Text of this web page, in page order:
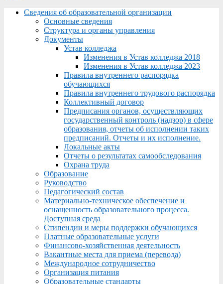
Menu
Сведения об образовательной организации
Основные сведения
Структура и органы управления
Документы
Устав колледжа
Изменения в Устав колледжа 2018
Изменения в Устав колледжа 2023
Правила внутреннего распорядка
обучающихся
Правила внутреннего трудового распорядка
Коллективный договор
Предписания органов, осуществляющих
государственный контроль (надзор) в сфере
образования, отчеты об исполнении таких
предписаний. Отчеты и их исполнение.
Локальные акты
Отчеты о результатах самообследования
Охрана труда
Образование
Руководство
Педагогический состав
Материально-техническое обеспечение и
оснащенность образовательного процесса.
Доступная среда
Стипендии и меры поддержки обучающихся
Платные образовательные услуги
Финансово-хозяйственная деятельность
Вакантные места для приема (перевода)
Международное сотрудничество
Организация питания
Образовательные стандарты